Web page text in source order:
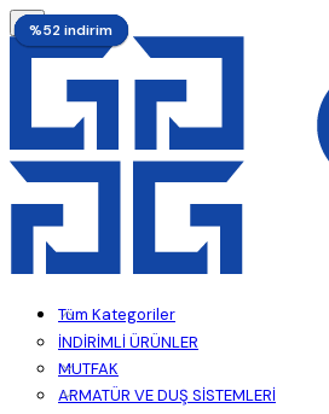
Tüm Kategoriler
İNDİRİMLİ ÜRÜNLER
MUTFAK
ARMATÜR VE DUŞ SİSTEMLERİ
%55 indirim
%55 indirim
%55 indirim
%55 indirim
%52 indirim
%52 indirim